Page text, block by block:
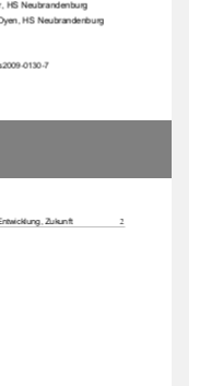
HS Neubrandenburg
HS Neubrandenburg
0130-7
Zukunft 2